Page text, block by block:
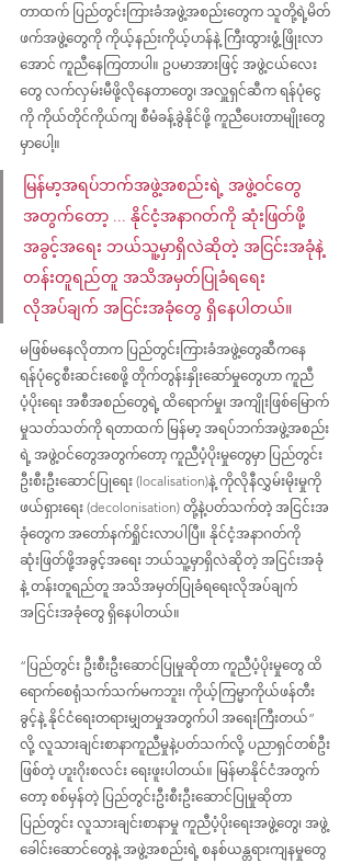
တာထက် ပြည်တွင်းကြားခံအဖွဲ့အစည်းတွေက သူတို့ရဲ့မိတ်
ဖက်အဖွဲ့တွေကို ကိုယ့်နည်းကိုယ့်ဟန်နဲ့ ကြီးထွားဖွံ့ဖြိုးလာ
အောင် ကူညီနေကြတာပါ။ ဥပမာအားဖြင့် အဖွဲ့ငယ်လေး
တွေ လက်လှမ်းမီဖို့လိုနေတာတွေ၊ အလှူရှင်ဆီက ရန်ပုံငွေ
ကို ကိုယ်တိုင်ကိုယ်ကျ စီမံခန့်ခွဲနိုင်ဖို့ ကူညီပေးတာမျိုးတွေ
မှာပေါ့။
မြန်မာ့အရပ်ဘက်အဖွဲ့အစည်းရဲ့ အဖွဲ့ဝင်တွေ
အတွက်တော့ ... နိုင်ငံ့အနာဂတ်ကို ဆုံးဖြတ်ဖို့
အခွင့်အရေး ဘယ်သူ့မှာရှိလဲဆိုတဲ့ အငြင်းအခုံနဲ့
တန်းတူရည်တူ အသိအမှတ်ပြုခံရရေး
လိုအပ်ချက် အငြင်းအခုံတွေ ရှိနေပါတယ်။
မဖြစ်မနေလိုတာက ပြည်တွင်းကြားခံအဖွဲ့တွေဆီကနေ
ရန်ပုံငွေစီးဆင်းစေဖို့ တိုက်တွန်းနှိုးဆော်မှုတွေဟာ ကူညီ
ပံ့ပိုးရေး အစီအစည်တွေရဲ့ ထိရောက်မှု၊ အကျိုးဖြစ်မြောက်
မှုသတ်သတ်ကို ရတာထက် မြန်မာ့ အရပ်ဘက်အဖွဲ့အစည်း
ရဲ့ အဖွဲ့ဝင်တွေအတွက်တော့ ကူညီပံ့ပိုးမှုတွေမှာ ပြည်တွင်း
ဦးစီးဦးဆောင်ပြုရေး (localisation)နဲ့ ကိုလိုနီလွှမ်းမိုးမှုကို
ဖယ်ရှားရေး (decolonisation) တို့နဲ့ပတ်သက်တဲ့ အငြင်းအ
ခုံတွေက အတော်နက်ရှိုင်းလာပါပြီ။ နိုင်ငံ့အနာဂတ်ကို
ဆုံးဖြတ်ဖို့အခွင့်အရေး ဘယ်သူ့မှာရှိလဲဆိုတဲ့ အငြင်းအခုံ
နဲ့ တန်းတူရည်တူ အသိအမှတ်ပြုခံရရေးလိုအပ်ချက်
အငြင်းအခုံတွေ ရှိနေပါတယ်။
“ပြည်တွင်း ဦးစီးဦးဆောင်ပြုမှုဆိုတာ ကူညီပံ့ပိုးမှုတွေ ထိ
ရောက်စေရုံသက်သက်မကဘူး၊ ကိုယ့်ကြမ္မာကိုယ်ဖန်တီး
ခွင့်နဲ့ နိုင်ငံရေးတရားမျှတမှုအတွက်ပါ အရေးကြီးတယ်”
လို့ လူသားချင်းစာနာကူညီမှုနဲ့ပတ်သက်လို့ ပညာရှင်တစ်ဦး
ဖြစ်တဲ့ ဟူးဂိုးစလင်း ရေးဖူးပါတယ်။ မြန်မာနိုင်ငံအတွက်
တော့ စစ်မှန်တဲ့ ပြည်တွင်းဦးစီးဦးဆောင်ပြုမှုဆိုတာ
ပြည်တွင်း လူသားချင်းစာနာမှု ကူညီပံ့ပိုးရေးအဖွဲ့တွေ၊ အဖွဲ့
ခေါင်းဆောင်တွေနဲ့ အဖွဲ့အစည်းရဲ့ စနစ်ယန္တရားကျနမှုတွေ